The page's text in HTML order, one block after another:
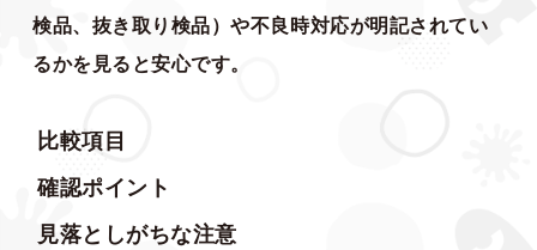
検品、抜き取り検品）や不良時対応が明記されてい
るかを見ると安心です。
比較項目
確認ポイント
見落としがちな注意